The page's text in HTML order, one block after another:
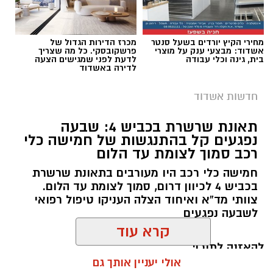
גם צוותי איחוד הצלה העניקו טיפול רפואי בזירה.
החובשים יעקב מזוז, אליעזר בן דוד ויוסי ברנשטיין
מסרו כי האישה נפלה מסולם תוך כדי עבודתה
במחסן, ולאחר טיפול ראשוני פונתה להמשך טיפול
בבית החולים כשמצבה מוגדר בינוני.
צילום מסך מאפליקציית וייז
בעקבות תאונת השרשרת שאירעה מוקדם יותר
היום בכביש 4 לכיוון דרום, סמוך לצומת עד הלום,
נרשמים עומסי תנועה כבדים במיוחד ביציאה
הדרומית מאשדוד.
מחירי הקיץ יורדים בשעל סנטר
אשדוד: מבצעי ענק על מוצרי
בית, גינה וכלי עבודה
מכרז הדירות הגדול של
פרשקובסקי. כל מה שצריך
לדעת לפני שמגישים הצעה
לדירה באשדוד
חדשות אשדוד
תאונת שרשרת בכביש 4: שבעה
נפגעים קל בהתנגשות של חמישה כלי
רכב סמוך לצומת עד הלום
חמישה כלי רכב היו מעורבים בתאונת שרשרת
בכביש 4 לכיוון דרום, סמוך לצומת עד הלום.
צוותי מד”א ואיחוד הצלה העניקו טיפול רפואי
לשבעה נפגעים
להאזנה לתוכן: קרא עוד